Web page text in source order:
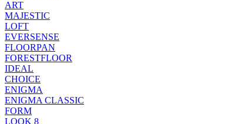
ART
MAJESTIC
LOFT
EVERSENSE
FLOORPAN
FORESTFLOOR
IDEAL
CHOICE
ENIGMA
ENIGMA CLASSIC
FORM
LOOK 8